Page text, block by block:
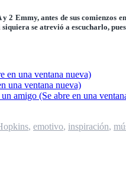
y 2 Emmy, antes de sus comienzos
siquiera se atrevió a escucharlo,
en una ventana nueva)
una ventana nueva)
amigo (Se abre en una
, emotivo, inspiración,